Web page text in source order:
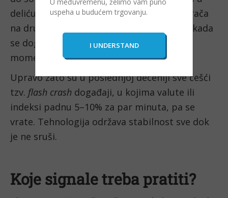
deliću sekunde prebaciti rizik s jednog igrača
na drugog (efekat "vrućeg krompira"), ali kada
se dogodi nagli pad, likvidnost nestaje
momentalno.
Upravo zato su u poslednjoj deceniji sve češći
tzv. flash crash događaji, u kojima valute ili
indeksi padnu 5–10% za par minuta, pa se
vrate. Tehnologija održava stabilnost sve dok
je ne sruši.
Koje signale treba pratiti?
uspeha u budućem trgovanju.